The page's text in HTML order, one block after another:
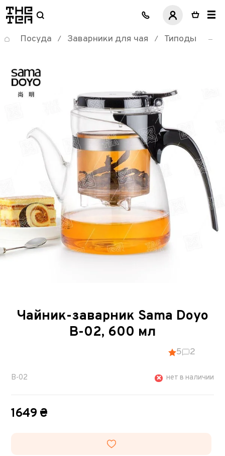
логотип
Посуда / Заварники для чая / Типоды
Чайник-заварник Sama Doyo
B-02, 600 мл
5 2
B-02 нет в наличии
1649 ₴